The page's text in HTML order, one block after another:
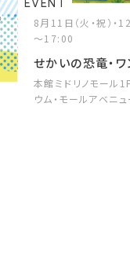
EVENT
8月11日（火・祝）・
～17:00
せかいの恐竜・ワ
本館ミドリノモール
ウム・モールアベニュ